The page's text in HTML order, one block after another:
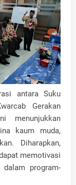
antara Suku
Gerakan
menunjukkan
kaum muda,
Diharapkan,
memotivasi
program-